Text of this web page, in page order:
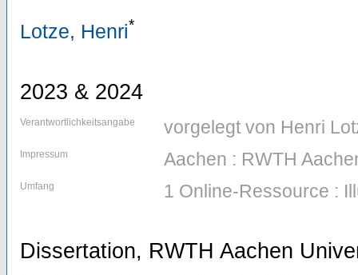
Lotze, Henri*
2023 & 2024
Verantwortlichkeitsangabe vorgelegt von Henri
Impressum Aachen : RWTH
Umfang 1 Online-Ressource :
Dissertation, RWTH Aachen